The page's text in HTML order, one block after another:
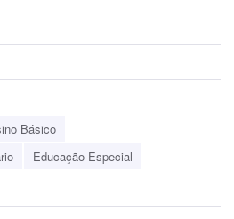
Básico
Educação Especial